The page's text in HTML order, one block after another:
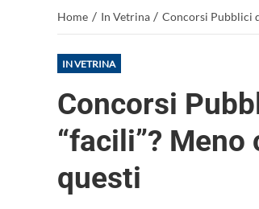
Home / In Vetrina / Concorsi Pubblici
IN VETRINA
Concorsi
“facili”?
questi